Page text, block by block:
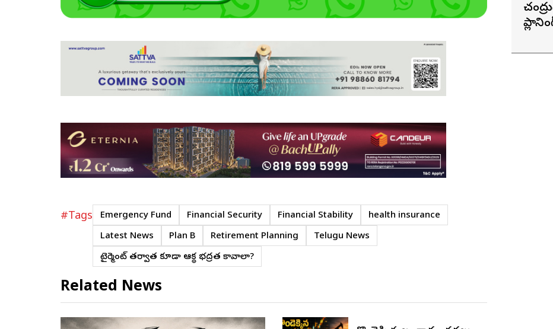
#Tags Emergency Fund Financial Security Financial Stability
health insurance
Latest News
Plan B Retirement Planning
Telugu News
రిటైర్మెంట్ తర్వాత కూడా ఆర్థిక భద్రత కావాలా?
Related News